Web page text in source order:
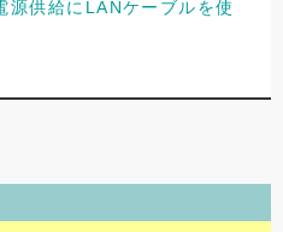
源供給にLANケーブルを使